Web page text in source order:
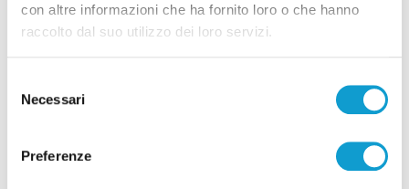
con altre informazioni che ha fornito loro o che hanno
raccolto dal suo utilizzo dei loro servizi.
delNecessari
Preferenze